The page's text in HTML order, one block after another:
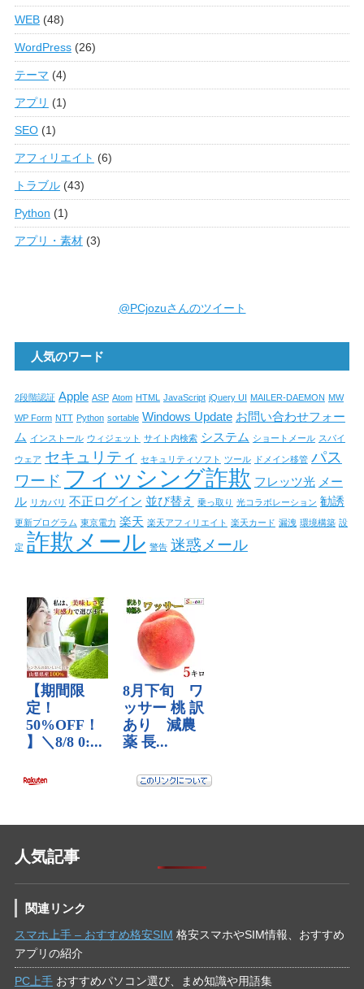
WEB(48)
WordPress(26)
テーマ (4)
アプリ (1)
SEO(1)
アフィリエイト (6)
トラブル(43)
Python (1)
アプリ・素材(3)
@PCjozuさんのツイート
人気のワード
2段階認証 Apple ASP Atom HTML JavaScript jQuery UI MAILER-DAEMON MW
WP Form NTT Python sortable Windows Update お問い合わせフォー
ム インストール ウィジェット サイト内検索 システム ショートメール スパイ
ウェア セキュリティ セキュリティソフト ツール ドメイン移管 パス
ワード フィッシング詐欺 フレッツ光 メー
ル リカバリ 不正ログイン 並び替え 乗っ取り 光コラボレーション 勧誘
更新プログラム 東京電力 楽天 楽天アフィリエイト 楽天カード 漏洩 環境構築 設
定 詐欺メール 警告 迷惑メール
人気記事
関連リンク
スマホ上手 – おすすめ格安SIM 格安スマホやSIM情報、おすすめ
アプリの紹介
PC上手おすすめパソコン選び、まめ知識や用語集